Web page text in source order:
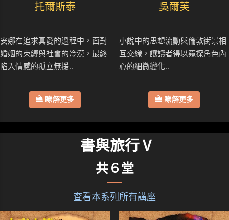
托爾斯泰
安娜在追求真愛的過程中，面對
婚姻的束縛與社會的冷漠，最終
陷入情感的孤立無援..
瞭解更多
吳爾芙
小說中的思想流動與倫敦街景相
互交織，讓讀者得以窺探角色內
心的細微變化..
瞭解更多
書與旅行Ⅴ
共６堂
查看本系列所有講座